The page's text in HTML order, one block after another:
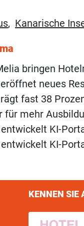
, Kanarische
bringen
neues
fast 38
für mehr
KI-
KI-
KENNEN SIE